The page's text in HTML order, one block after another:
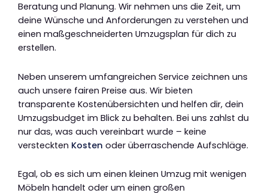
Beratung und Planung. Wir nehmen uns die Zeit, um
deine Wünsche und Anforderungen zu verstehen und
einen maßgeschneiderten Umzugsplan für dich zu
erstellen.
Neben unserem umfangreichen Service zeichnen uns
auch unsere fairen Preise aus. Wir bieten
transparente Kostenübersichten und helfen dir, dein
Umzugsbudget im Blick zu behalten. Bei uns zahlst du
nur das, was auch vereinbart wurde – keine
versteckten Kosten oder überraschende Aufschläge.
Egal, ob es sich um einen kleinen Umzug mit wenigen
Möbeln handelt oder um einen großen